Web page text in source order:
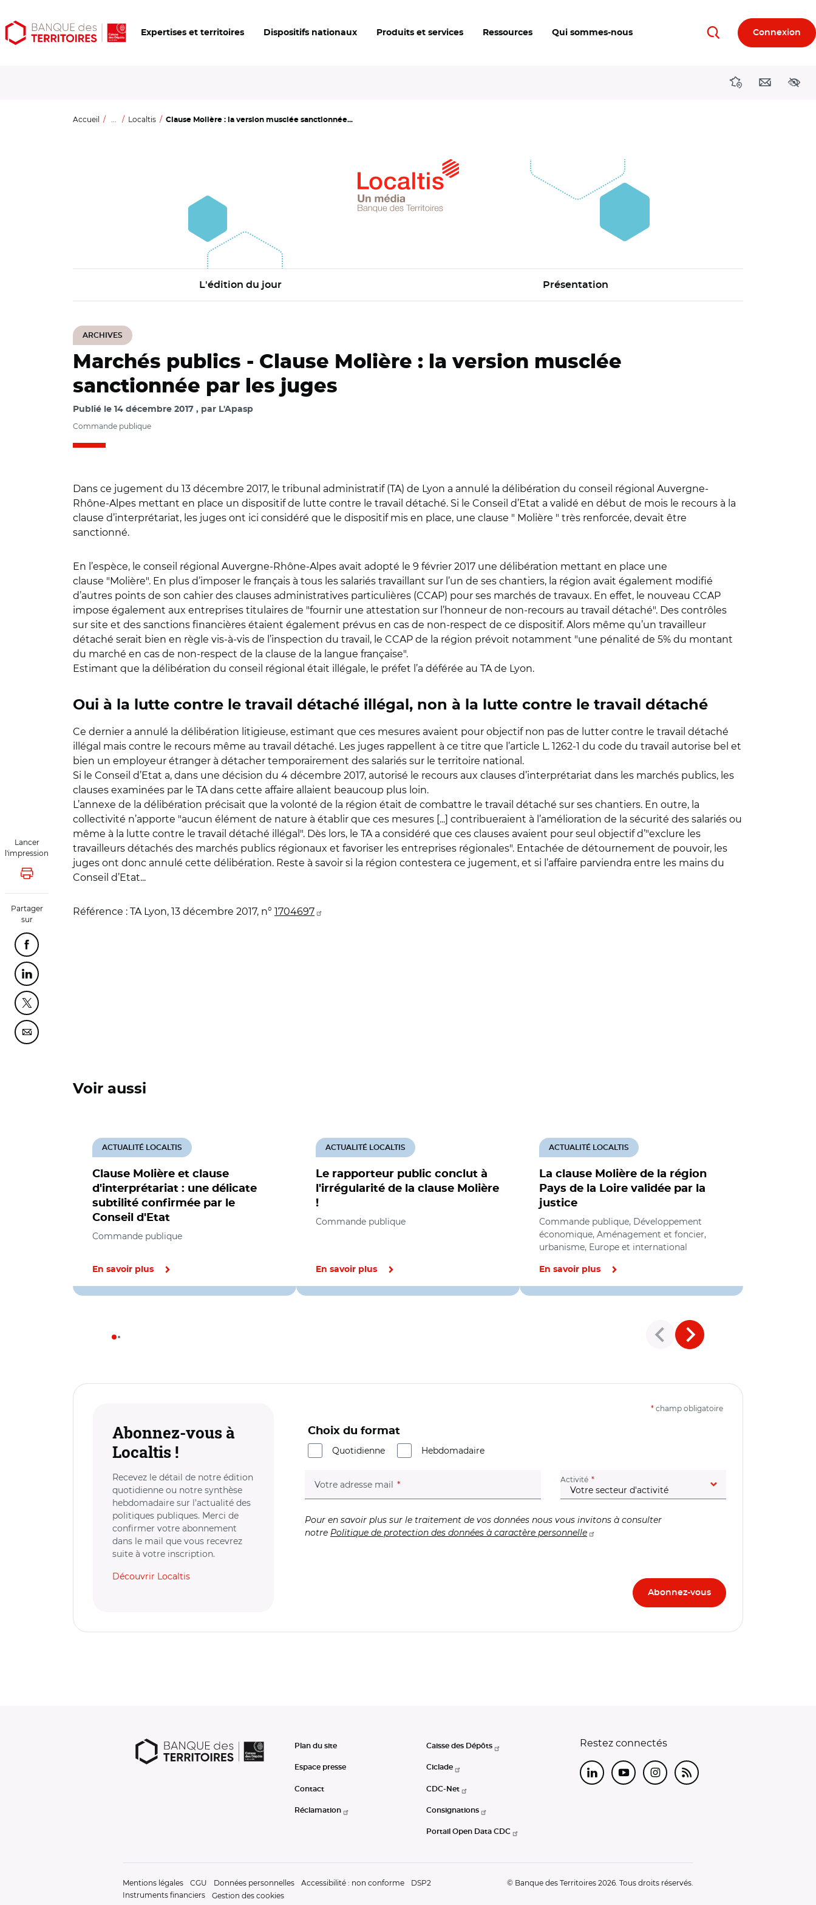
Aller
au
Aller
au
Ouvrir
les
Expertises et territoires Dispositifs nationaux Produits et services Ressources Qui sommes-nous RechercherConnexion
DirectionsContact
Accueil ... Localtis Clause Molière : la version musclée sanctionnée...
L'édition du jour Présentation
ARCHIVES
Lancer
l'impression
Lancer l'impression
Partager
sur
Partager cette page sur Facebook
Partager cette page sur Linkedin
Partager cette page sur Twitter
Partager cette page sur Courriel
Marchés publics - Clause Molière : la version musclée
sanctionnée par les juges
Publié le 14 décembre 2017 par L'Apasp
Commande publique
Dans ce jugement du 13 décembre 2017, le tribunal administratif (TA) de Lyon a annulé la délibération du conseil régional Auvergne-
Rhône-Alpes mettant en place un dispositif de lutte contre le travail détaché. Si le Conseil d’Etat a validé en début de mois le recours à la
clause d’interprétariat, les juges ont ici considéré que le dispositif mis en place, une clause " Molière " très renforcée, devait être
sanctionné.
En l’espèce, le conseil régional Auvergne-Rhône-Alpes avait adopté le 9 février 2017 une délibération mettant en place une
clause "Molière". En plus d’imposer le français à tous les salariés travaillant sur l’un de ses chantiers, la région avait également modifié
d’autres points de son cahier des clauses administratives particulières (CCAP) pour ses marchés de travaux. En effet, le nouveau CCAP
impose également aux entreprises titulaires de "fournir une attestation sur l’honneur de non-recours au travail détaché". Des contrôles
sur site et des sanctions financières étaient également prévus en cas de non-respect de ce dispositif. Alors même qu’un travailleur
détaché serait bien en règle vis-à-vis de l’inspection du travail, le CCAP de la région prévoit notamment "une pénalité de 5% du montant
du marché en cas de non-respect de la clause de la langue française".
Estimant que la délibération du conseil régional était illégale, le préfet l’a déférée au TA de Lyon.
Oui à la lutte contre le travail détaché illégal, non à la lutte contre le travail détaché
Ce dernier a annulé la délibération litigieuse, estimant que ces mesures avaient pour objectif non pas de lutter contre le travail détaché
illégal mais contre le recours même au travail détaché. Les juges rappellent à ce titre que l’article L. 1262-1 du code du travail autorise bel et
bien un employeur étranger à détacher temporairement des salariés sur le territoire national.
Si le Conseil d’Etat a, dans une décision du 4 décembre 2017, autorisé le recours aux clauses d’interprétariat dans les marchés publics, les
clauses examinées par le TA dans cette affaire allaient beaucoup plus loin.
L’annexe de la délibération précisait que la volonté de la région était de combattre le travail détaché sur ses chantiers. En outre, la
collectivité n’apporte "aucun élément de nature à établir que ces mesures [...] contribueraient à l’amélioration de la sécurité des salariés ou
même à la lutte contre le travail détaché illégal". Dès lors, le TA a considéré que ces clauses avaient pour seul objectif d’"exclure les
travailleurs détachés des marchés publics régionaux et favoriser les entreprises régionales". Entachée de détournement de pouvoir, les
juges ont donc annulé cette délibération. Reste à savoir si la région contestera ce jugement, et si l’affaire parviendra entre les mains du
Conseil d’Etat...
Référence : TA Lyon, 13 décembre 2017, n° 1704697
Voir aussi
Clause Molière et clause
d'interprétariat : une délicate
subtilité confirmée par le
Conseil d'Etat
ACTUALITÉ LOCALTIS
Commande publique
En savoir plus
Le rapporteur public conclut à
l'irrégularité de la clause Molière
!
ACTUALITÉ LOCALTIS
Commande publique
En savoir plus
La clause Molière de la région
Pays de la Loire validée par la
justice
ACTUALITÉ LOCALTIS
Commande publique, Développement
économique, Aménagement et foncier,
urbanisme, Europe et international
En savoir plus
Abonnez-vous à
Localtis !
Recevez le détail de notre édition
quotidienne ou notre synthèse
hebdomadaire sur l’actualité des
politiques publiques. Merci de
confirmer votre abonnement
dans le mail que vous recevrez
suite à votre inscription.
Découvrir Localtis
* champ obligatoire
Choix du format
Quotidienne
Hebdomadaire
Votre adresse mail (champ obligatoire) Activité (champ obligatoire)
Pour en savoir plus sur le traitement de vos données nous vous invitons à consulter
notre Politique de protection des données à caractère personnelle
Plan du site
Espace presse
Contact
Réclamation
Caisse des Dépôts
Ciclade
CDC-Net
Consignations
Portail Open Data CDC
Restez connectés
LinkedInYoutubeInstagram
RSS
Mentions légales CGU Données personnelles Accessibilité : non conforme
DSP2
Instruments financiers
Gestion des cookies
© Banque des Territoires 2026. Tous droits réservés.